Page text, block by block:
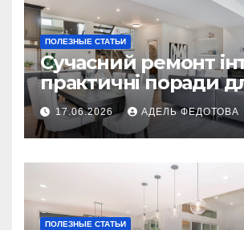
ПОЛЕЗНЫЕ СТАТЬИ
Сучасний ремонт
практичні поради
українських
17.06.2026 АДЕЛЬ ФЕДОТОВА
ПОЛЕЗНЫЕ СТАТЬИ